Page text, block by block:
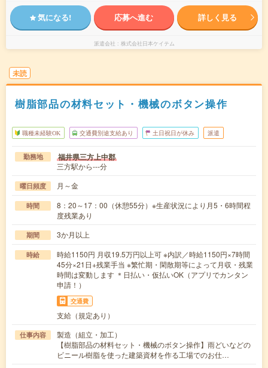
気になる! 応募へ進む 詳しく見る
派遣会社 株式会社日本ケイテム
未読
樹脂部品の材料セット・機械のボタン操作
職種未経験OK 交通費別途支給あり 土日祝日が休み 派遣
勤務地 福井県三方上中郡
三方駅から---分
曜日頻度 月～金
時間
8：20～17：00（休憩55分）※生産状況により月5・6時間程
度残業あり
期間 3か月以上
時給
時給1150円 月収19.5万円以上可 ※内訳／時給1150円×7時間
45分×21日+残業手当 ※繁忙期・閑散期等によって月収・残業
時間は変動します ＊日払い・仮払いOK（アプリでカンタン
申請！）
交通費
支給（規定あり）
仕事内容
製造（組立・加工）
【樹脂部品の材料セット・機械のボタン操作】雨どいなどの
ビニール樹脂を使った建築資材を作る工場でのお仕…